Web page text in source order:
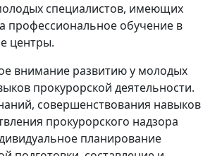
специалистов, имеющих
профессиональное обучение в
центры.
внимание развитию у молодых
прокурорской деятельности.
совершенствования навыков
прокурорского надзора
планирование